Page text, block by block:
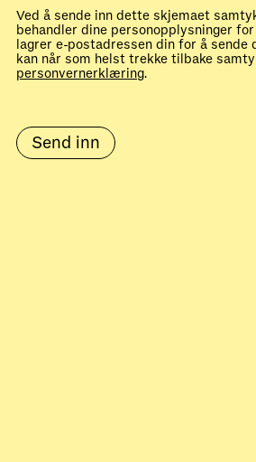
Ved å sende inn dette skjemaet
behandler dine personopplysninger
lagrer e-postadressen din for å sende
kan når som helst trekke tilbake
personvernerklæring.